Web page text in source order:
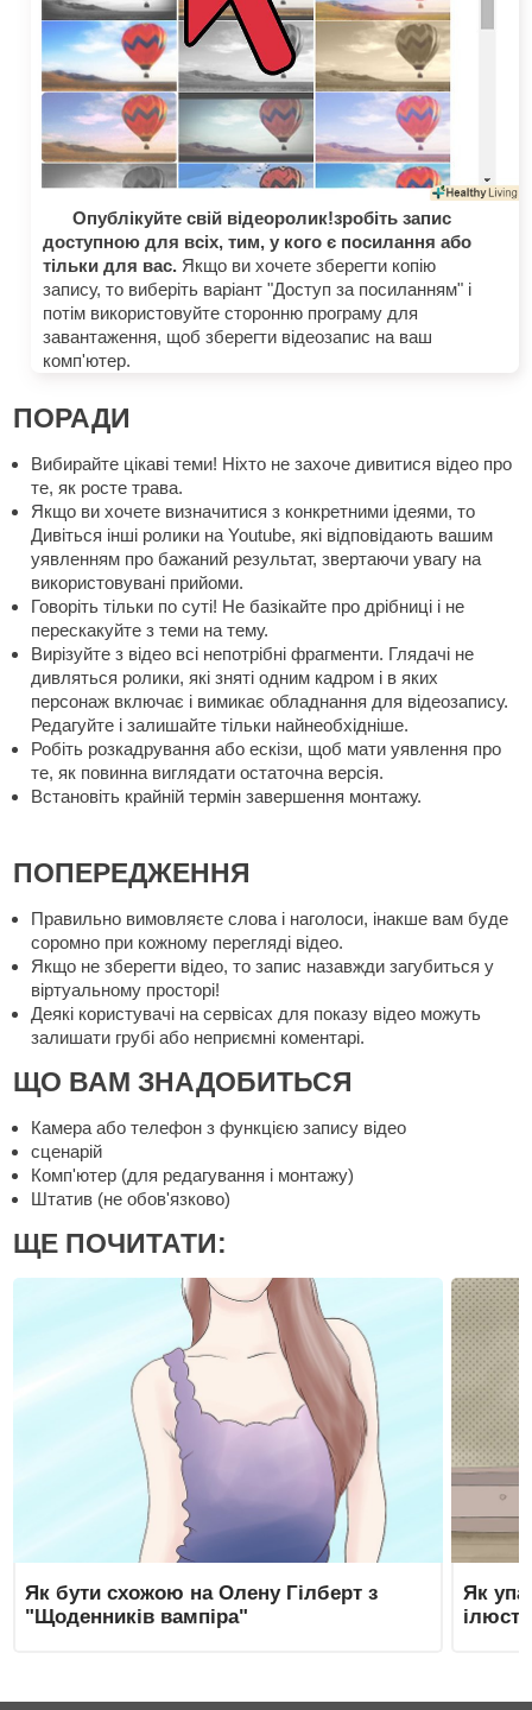
Опублікуйте свій відеоролик!зробіть запис
доступною для всіх, тим, у кого є посилання або
тільки для вас. Якщо ви хочете зберегти копію
запису, то виберіть варіант "Доступ за посиланням" і
потім використовуйте сторонню програму для
завантаження, щоб зберегти відеозапис на ваш
комп'ютер.
ПОРАДИ
Вибирайте цікаві теми! Ніхто не захоче дивитися відео про
те, як росте трава.
Якщо ви хочете визначитися з конкретними ідеями, то
Дивіться інші ролики на Youtube, які відповідають вашим
уявленням про бажаний результат, звертаючи увагу на
використовувані прийоми.
Говоріть тільки по суті! Не базікайте про дрібниці і не
перескакуйте з теми на тему.
Вирізуйте з відео всі непотрібні фрагменти. Глядачі не
дивляться ролики, які зняті одним кадром і в яких
персонаж включає і вимикає обладнання для відеозапису.
Редагуйте і залишайте тільки найнеобхідніше.
Робіть розкадрування або ескізи, щоб мати уявлення про
те, як повинна виглядати остаточна версія.
Встановіть крайній термін завершення монтажу.
ПОПЕРЕДЖЕННЯ
Правильно вимовляєте слова і наголоси, інакше вам буде
соромно при кожному перегляді відео.
Якщо не зберегти відео, то запис назавжди загубиться у
віртуальному просторі!
Деякі користувачі на сервісах для показу відео можуть
залишати грубі або неприємні коментарі.
ЩО ВАМ ЗНАДОБИТЬСЯ
Камера або телефон з функцією запису відео
сценарій
Комп'ютер (для редагування і монтажу)
Штатив (не обов'язково)
ЩЕ ПОЧИТАТИ:
Як бути схожою на Олену Гілберт з
"Щоденників вампіра"
Як